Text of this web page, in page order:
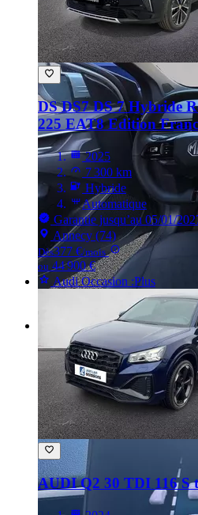
DS DS7DS 7 Hybride
225 EAT8 Edition
2025
7 300 km
Hybride
Automatique
Garantie jusqu’au 05/01/
Annecy (74)
Dès377 €/mois
ou 44 900 €
Audi Occasion :Plus
AUDI Q2 30 TDI 116 S